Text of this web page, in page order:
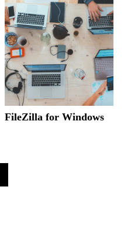
FileZilla for Windows